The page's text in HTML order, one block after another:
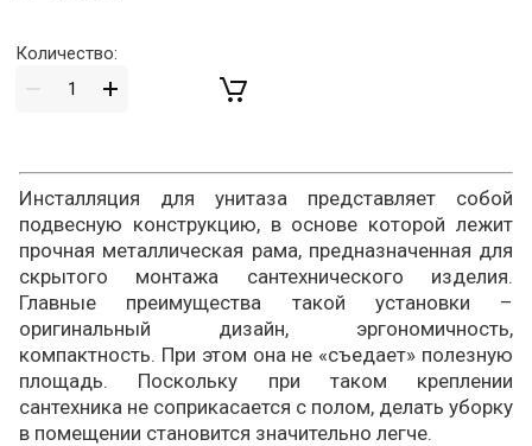
Количество:
Инсталляция для унитаза представляет собой
подвесную конструкцию, в основе которой лежит
прочная металлическая рама, предназначенная для
скрытого монтажа сантехнического изделия.
Главные преимущества такой установки –
оригинальный дизайн, эргономичность,
компактность. При этом она не «съедает» полезную
площадь. Поскольку при таком креплении
сантехника не соприкасается с полом, делать уборку
в помещении становится значительно легче.